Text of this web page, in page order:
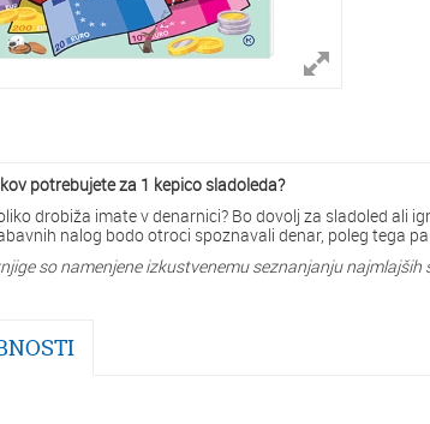
potrebujete za 1 kepico sladoleda?
drobiža imate v denarnici? Bo dovolj za sladoled ali
nalog bodo otroci spoznavali denar, poleg tega
so namenjene izkustvenemu seznanjanju